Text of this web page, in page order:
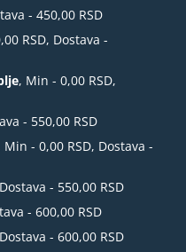
- 450,00 RSD
RSD, Dostava -
, Min - 0,00 RSD,
- 550,00 RSD
Min - 0,00 RSD, Dostava -
- 550,00 RSD
- 600,00 RSD
- 600,00 RSD